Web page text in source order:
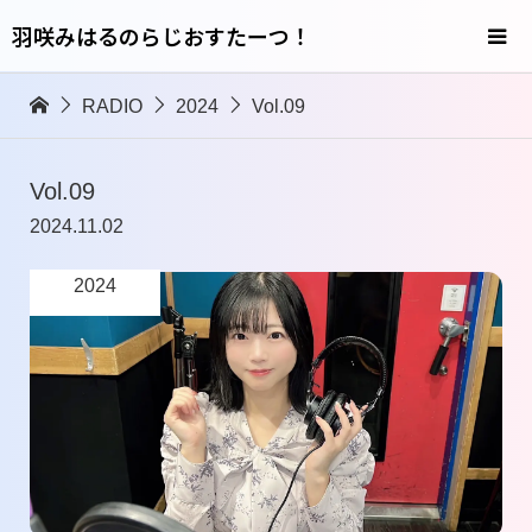
羽咲みはるのらじおすたーつ！
RADIO 2024 Vol.09
Vol.09
2024.11.02
2024